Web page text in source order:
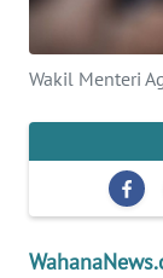
Wakil Menteri
SERBA-SERBI
OLAHRAGA